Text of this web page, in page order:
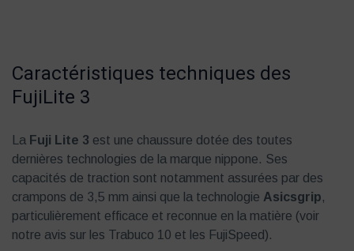
Caractéristiques techniques des
FujiLite 3
La Fuji Lite 3 est une chaussure dotée des toutes
dernières technologies de la marque nippone. Ses
capacités de traction sont notamment assurées par des
crampons de 3,5 mm ainsi que la technologie Asicsgrip,
particulièrement efficace et reconnue en la matière (voir
notre avis sur les Trabuco 10 et les FujiSpeed).